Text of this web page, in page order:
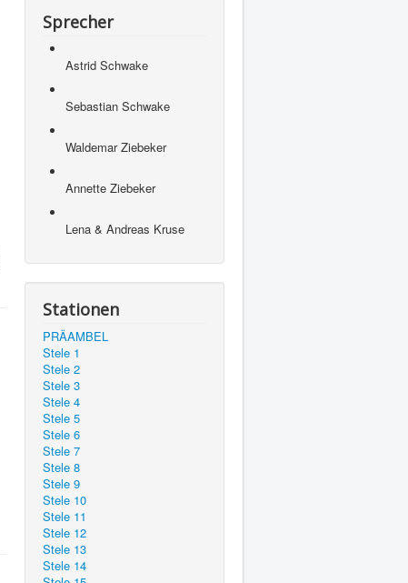
Sprecher
Astrid Schwake
Sebastian Schwake
Waldemar Ziebeker
Annette Ziebeker
Lena & Andreas Kruse
Stationen
PRÄAMBEL
Stele 1
Stele 2
Stele 3
Stele 4
Stele 5
Stele 6
Stele 7
Stele 8
Stele 9
Stele 10
Stele 11
Stele 12
Stele 13
Stele 14